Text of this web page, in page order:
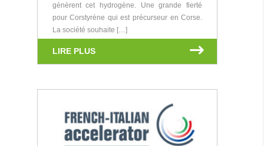
génèrent cet hydrogène. Une grande fierté
pour Corstyrène qui est précurseur en Corse.
La société souhaite […]
LIRE PLUS